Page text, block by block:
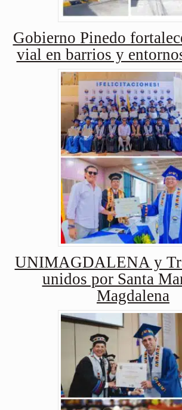
Gobierno Pinedo
vial en barrios y
UNIMAGDALENA y
unidos por Santa
Magdalena